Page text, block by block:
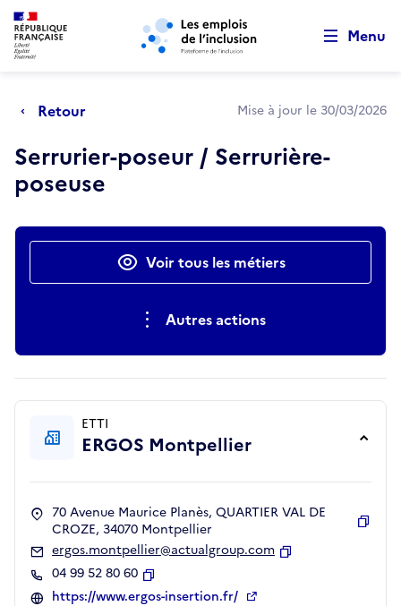
Aller au menu principal Aller au contenu principal
Menu
Retour Mise à jour le 30/03/2026
Serrurier-poseur / Serrurière-
poseuse
Actions rapidesVoir tous les métiers
Autres actions
ETTI
ERGOS Montpellier
70 Avenue Maurice Planès, QUARTIER VAL DE
CROZE, 34070 Montpellier
ergos.montpellier@actualgroup.com
04 99 52 80 60
Copier
https://www.ergos-insertion.fr/
Retour au début de la page
Panneau de gestion des cookies